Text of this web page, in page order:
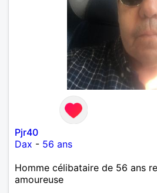
Pjr40
Dax - 56 ans
Homme célibataire de 56 ans
amoureuse